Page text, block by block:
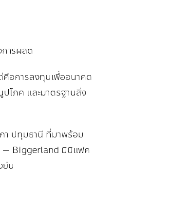
ารผลิต
อการลงทุนเพื่ออนาคต
โภค และมาตรฐานสิ่ง
า ปทุมธานี ที่มาพร้อม
— Biggerland มินิแฟค
ยืน